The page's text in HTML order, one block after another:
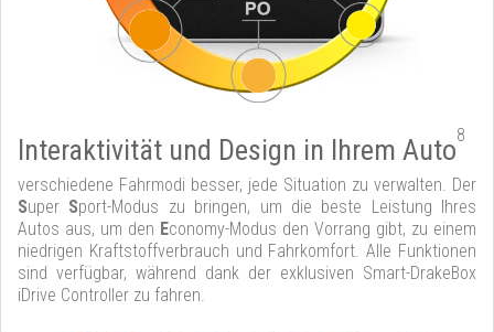
Interaktivität und Design in Ihrem Auto8
verschiedene Fahrmodi besser, jede Situation zu verwalten. Der
Super Sport-Modus zu bringen, um die beste Leistung Ihres
Autos aus, um den Economy-Modus den Vorrang gibt, zu einem
niedrigen Kraftstoffverbrauch und Fahrkomfort. Alle Funktionen
sind verfügbar, während dank der exklusiven Smart-DrakeBox
iDrive Controller zu fahren.